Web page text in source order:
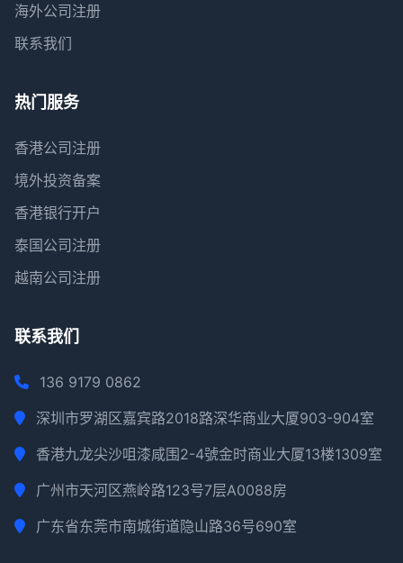
海外公司注册
联系我们
热门服务
香港公司注册
境外投资备案
香港银行开户
泰国公司注册
越南公司注册
联系我们
136 9179 0862
深圳市罗湖区嘉宾路2018路深华商业大厦903-904室
香港九龙尖沙咀漆咸围2-4號金时商业大厦13楼1309室
广州市天河区燕岭路123号7层A0088房
广东省东莞市南城街道隐山路36号690室